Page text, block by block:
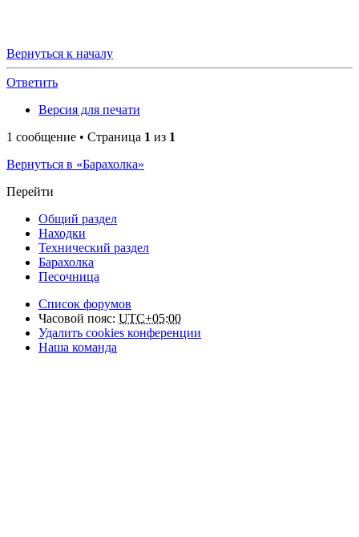
Вернуться к началу
Ответить
Версия для печати
1 сообщение • Страница 1 из 1
Вернуться в «Барахолка»
Перейти
Общий раздел
Находки
Технический раздел
Барахолка
Песочница
Список форумов
Часовой пояс: UTC+05:00
Удалить cookies конференции
Наша команда